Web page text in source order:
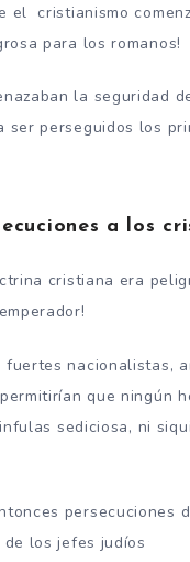
el cristianismo
para los romanos!
la seguridad
ser perseguidos los
a los
cristiana era
fuertes nacionalistas,
que ningún
sediciosa, ni
persecuciones
los jefes judíos